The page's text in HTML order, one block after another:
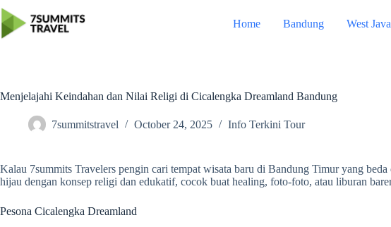
Skip
to
content
Home Bandung West Java
Menjelajahi Keindahan dan Nilai Religi di Cicalengka Dreamland Bandung
7summitstravel October 24, 2025 Info Terkini Tour
Kalau 7summits Travelers pengin cari tempat wisata baru di Bandung Timur yang beda
hijau dengan konsep religi dan edukatif, cocok buat healing, foto-foto, atau liburan
Pesona Cicalengka Dreamland